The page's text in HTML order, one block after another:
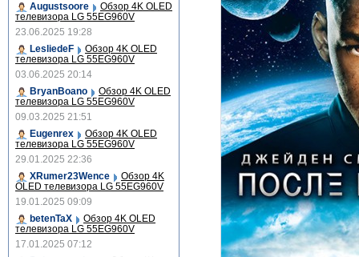
Augustsoore
Обзор 4K OLED
телевизора LG 55EG960V
23.06.2025 19:28
LesliedeF
Обзор 4K OLED
телевизора LG 55EG960V
03.06.2025 20:14
BryanBoano
Обзор 4K OLED
телевизора LG 55EG960V
09.03.2025 21:51
Eugenrex
Обзор 4K OLED
телевизора LG 55EG960V
29.01.2025 22:36
XRumer23Wence
Обзор 4K
OLED телевизора LG 55EG960V
19.01.2025 09:09
betenTaX
Обзор 4K OLED
телевизора LG 55EG960V
17.01.2025 07:12